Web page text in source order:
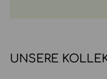
UNSERE